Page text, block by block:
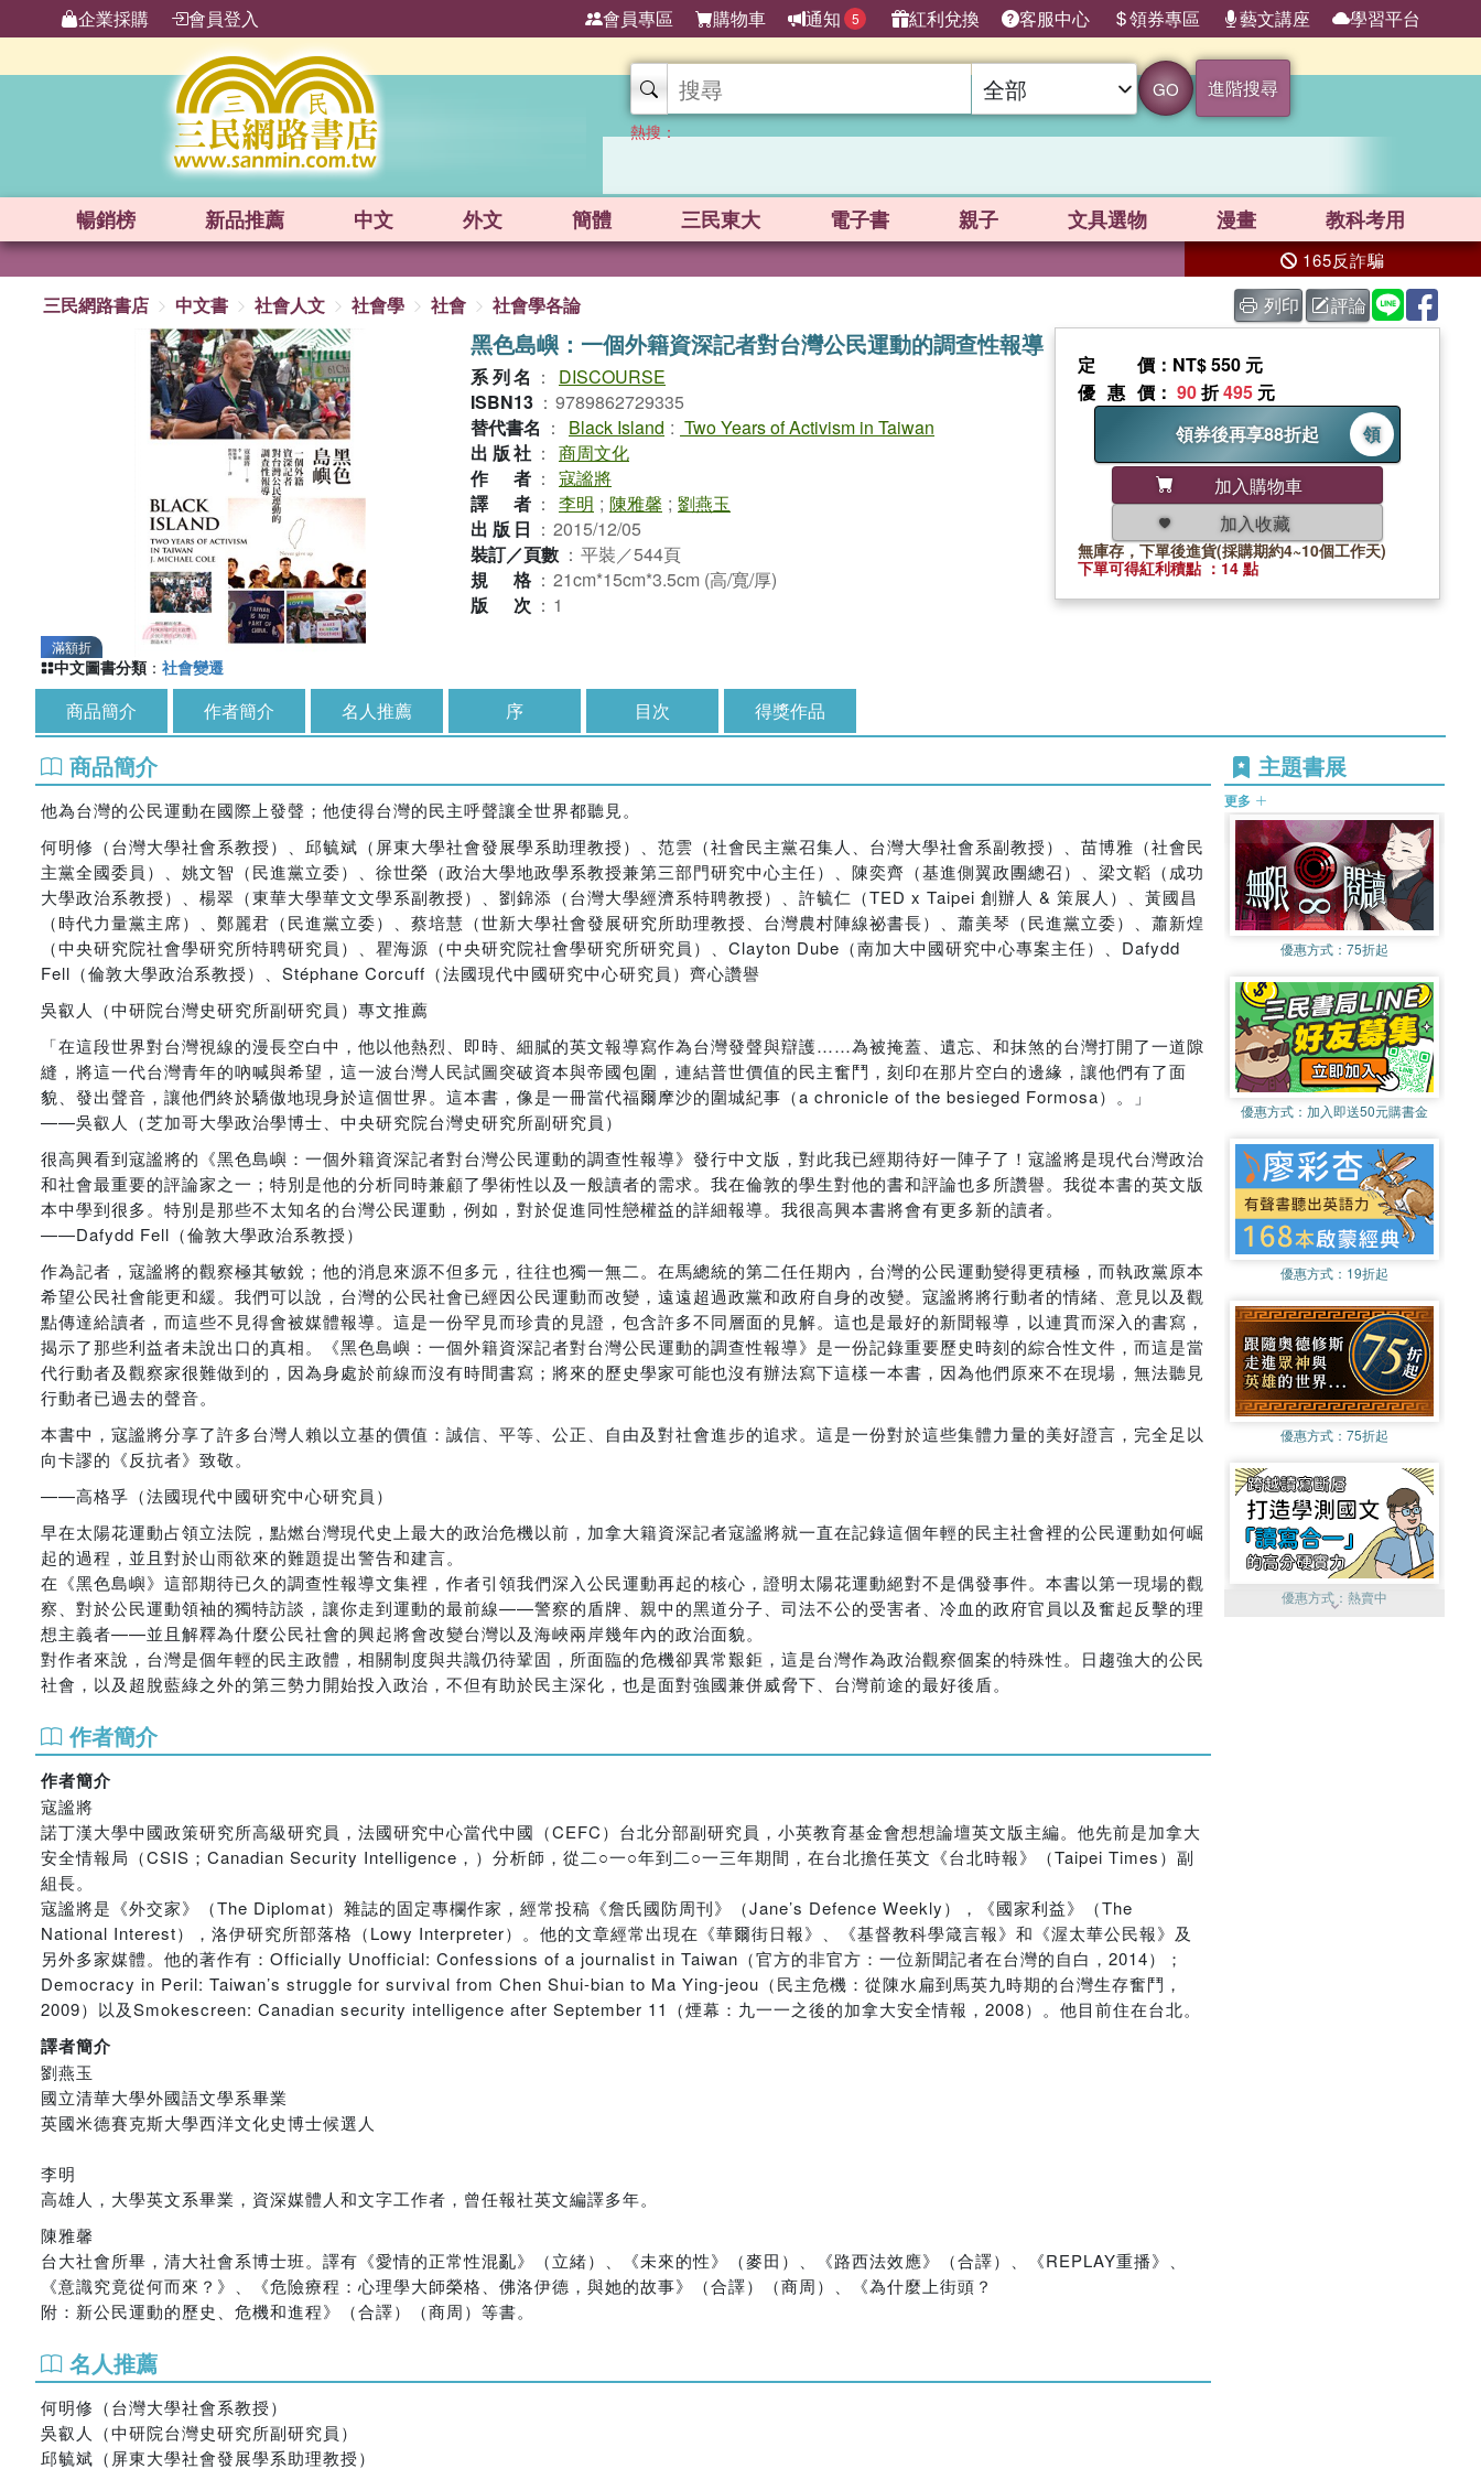
企業採購 會員登入 會員專區 購物車 通知 5 紅利兌換 客服中心 領券專區 藝文講座 學習平台
GO 進階搜尋
熱搜：
暢銷榜 新品推薦 中文 外文 簡體 三民東大 電子書 親子 文具選物 漫畫 教科考用
165反詐騙
三民網路書店 中文書 社會人文 社會學 社會 社會學各論 列印 評論
滿額折
黑色島嶼：一個外籍資深記者對台灣公民運動的調查性報導
系列名 ：
DISCOURSE
ISBN13 ： 9789862729335
替代書名 ： Black Island : Two Years of Activism in Taiwan
出版社 ： 商周文化
作者 ： 寇謐將
譯者 ： 李明 ; 陳雅馨 ; 劉燕玉
出版日 ： 2015/12/05
裝訂／頁數 ： 平裝／544頁
規格 ： 21cm*15cm*3.5cm (高/寬/厚)
版次 ： 1
定價 ：NT$ 550 元
優惠價 ： 90折495 元
領券後再享88折起
領
加入購物車
加入收藏
無庫存，下單後進貨(採購期約4~10個工作天)
下單可得紅利積點 ：14 點
中文圖書分類 ： 社會變遷
商品簡介 作者簡介 名人推薦 序 目次 得獎作品
商品簡介
他為台灣的公民運動在國際上發聲；他使得台灣的民主呼聲讓全世界都聽見。
何明修（台灣大學社會系教授）、邱毓斌（屏東大學社會發展學系助理教授）、范雲（社會民主黨召集人、台灣大學社會系副教授）、苗博雅（社會民
主黨全國委員）、姚文智（民進黨立委）、徐世榮（政治大學地政學系教授兼第三部門研究中心主任）、陳奕齊（基進側翼政團總召）、梁文鞱（成功
大學政治系教授）、楊翠（東華大學華文文學系副教授）、劉錦添（台灣大學經濟系特聘教授）、許毓仁（TED x Taipei 創辦人 & 策展人）、黃國昌
（時代力量黨主席）、鄭麗君（民進黨立委）、蔡培慧（世新大學社會發展研究所助理教授、台灣農村陣線祕書長）、蕭美琴（民進黨立委）、蕭新煌
（中央研究院社會學研究所特聘研究員）、瞿海源（中央研究院社會學研究所研究員）、Clayton Dube（南加大中國研究中心專案主任）、Dafydd
Fell（倫敦大學政治系教授）、Stéphane Corcuff（法國現代中國研究中心研究員）齊心讚譽
吳叡人（中研院台灣史研究所副研究員）專文推薦
「在這段世界對台灣視線的漫長空白中，他以他熱烈、即時、細膩的英文報導寫作為台灣發聲與辯護……為被掩蓋、遺忘、和抹煞的台灣打開了一道隙
縫，將這一代台灣青年的吶喊與希望，這一波台灣人民試圖突破資本與帝國包圍，連結普世價值的民主奮鬥，刻印在那片空白的邊緣，讓他們有了面
貌、發出聲音，讓他們終於驕傲地現身於這個世界。這本書，像是一冊當代福爾摩沙的圍城紀事（a chronicle of the besieged Formosa）。」
——吳叡人（芝加哥大學政治學博士、中央研究院台灣史研究所副研究員）
很高興看到寇謐將的《黑色島嶼：一個外籍資深記者對台灣公民運動的調查性報導》發行中文版，對此我已經期待好一陣子了！寇謐將是現代台灣政治
和社會最重要的評論家之一；特別是他的分析同時兼顧了學術性以及一般讀者的需求。我在倫敦的學生對他的書和評論也多所讚譽。我從本書的英文版
本中學到很多。特別是那些不太知名的台灣公民運動，例如，對於促進同性戀權益的詳細報導。我很高興本書將會有更多新的讀者。
——Dafydd Fell（倫敦大學政治系教授）
作為記者，寇謐將的觀察極其敏銳；他的消息來源不但多元，往往也獨一無二。在馬總統的第二任任期內，台灣的公民運動變得更積極，而執政黨原本
希望公民社會能更和緩。我們可以說，台灣的公民社會已經因公民運動而改變，遠遠超過政黨和政府自身的改變。寇謐將將行動者的情緒、意見以及觀
點傳達給讀者，而這些不見得會被媒體報導。這是一份罕見而珍貴的見證，包含許多不同層面的見解。這也是最好的新聞報導，以連貫而深入的書寫，
揭示了那些利益者未說出口的真相。《黑色島嶼：一個外籍資深記者對台灣公民運動的調查性報導》是一份記錄重要歷史時刻的綜合性文件，而這是當
代行動者及觀察家很難做到的，因為身處於前線而沒有時間書寫；將來的歷史學家可能也沒有辦法寫下這樣一本書，因為他們原來不在現場，無法聽見
行動者已過去的聲音。
本書中，寇謐將分享了許多台灣人賴以立基的價值：誠信、平等、公正、自由及對社會進步的追求。這是一份對於這些集體力量的美好證言，完全足以
向卡謬的《反抗者》致敬。
——高格孚（法國現代中國研究中心研究員）
早在太陽花運動占領立法院，點燃台灣現代史上最大的政治危機以前，加拿大籍資深記者寇謐將就一直在記錄這個年輕的民主社會裡的公民運動如何崛
起的過程，並且對於山雨欲來的難題提出警告和建言。
在《黑色島嶼》這部期待已久的調查性報導文集裡，作者引領我們深入公民運動再起的核心，證明太陽花運動絕對不是偶發事件。本書以第一現場的觀
察、對於公民運動領袖的獨特訪談，讓你走到運動的最前線——警察的盾牌、親中的黑道分子、司法不公的受害者、冷血的政府官員以及奮起反擊的理
想主義者——並且解釋為什麼公民社會的興起將會改變台灣以及海峽兩岸幾年內的政治面貌。
對作者來說，台灣是個年輕的民主政體，相關制度與共識仍待鞏固，所面臨的危機卻異常艱鉅，這是台灣作為政治觀察個案的特殊性。日趨強大的公民
社會，以及超脫藍綠之外的第三勢力開始投入政治，不但有助於民主深化，也是面對強國兼併威脅下、台灣前途的最好後盾。
作者簡介
作者簡介
寇謐將
諾丁漢大學中國政策研究所高級研究員，法國研究中心當代中國（CEFC）台北分部副研究員，小英教育基金會想想論壇英文版主編。他先前是加拿大
安全情報局（CSIS；Canadian Security Intelligence，）分析師，從二○一○年到二○一三年期間，在台北擔任英文《台北時報》（Taipei Times）副
組長。
寇謐將是《外交家》（The Diplomat）雜誌的固定專欄作家，經常投稿《詹氏國防周刊》（Jane’s Defence Weekly），《國家利益》（The
National Interest），洛伊研究所部落格（Lowy Interpreter）。他的文章經常出現在《華爾街日報》、《基督教科學箴言報》和《渥太華公民報》及
另外多家媒體。他的著作有：Officially Unofficial: Confessions of a journalist in Taiwan（官方的非官方：一位新聞記者在台灣的自白，2014）；
Democracy in Peril: Taiwan’s struggle for survival from Chen Shui-bian to Ma Ying-jeou（民主危機：從陳水扁到馬英九時期的台灣生存奮鬥，
2009）以及Smokescreen: Canadian security intelligence after September 11（煙幕：九一一之後的加拿大安全情報，2008）。他目前住在台北。
譯者簡介
劉燕玉
國立清華大學外國語文學系畢業
英國米德賽克斯大學西洋文化史博士候選人
李明
高雄人，大學英文系畢業，資深媒體人和文字工作者，曾任報社英文編譯多年。
陳雅馨
台大社會所畢，清大社會系博士班。譯有《愛情的正常性混亂》（立緒）、《未來的性》（麥田）、《路西法效應》（合譯）、《REPLAY重播》、
《意識究竟從何而來？》、《危險療程：心理學大師榮格、佛洛伊德，與她的故事》（合譯）（商周）、《為什麼上街頭？
附：新公民運動的歷史、危機和進程》（合譯）（商周）等書。
名人推薦
何明修（台灣大學社會系教授）
吳叡人（中研院台灣史研究所副研究員）
邱毓斌（屏東大學社會發展學系助理教授）
主題書展
更多
優惠方式： 75折起
優惠方式： 加入即送50元購書金
優惠方式： 19折起
優惠方式： 75折起
優惠方式： 熱賣中